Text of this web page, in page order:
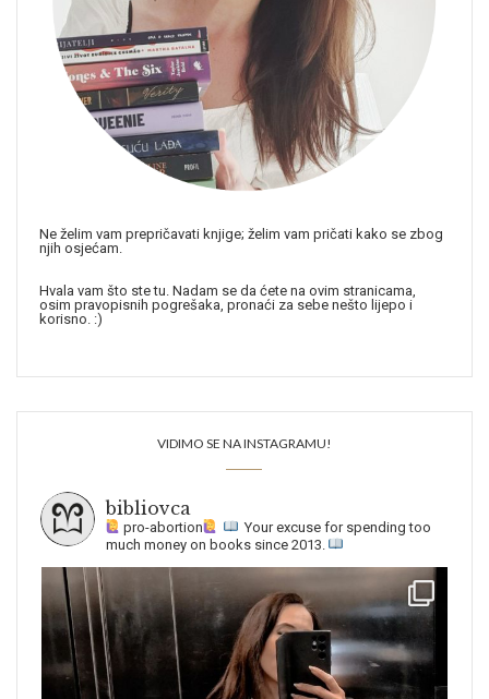
Ne želim vam prepričavati knjige; želim vam pričati kako se zbog
njih osjećam.
Hvala vam što ste tu. Nadam se da ćete na ovim stranicama,
osim pravopisnih pogrešaka, pronaći za sebe nešto lijepo i
korisno. :)
VIDIMO SE NA INSTAGRAMU!
bibliovca
pro-abortion
Your excuse for spending too
much money on books since 2013.